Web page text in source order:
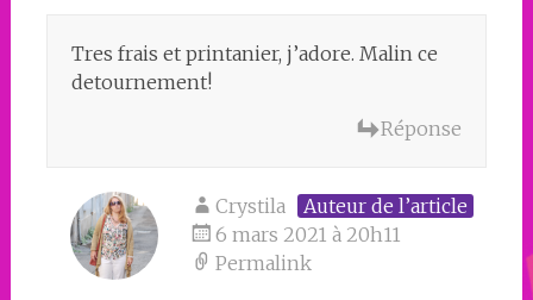
Tres frais et printanier, j’adore. Malin ce
detournement!
Réponse
Crystila
Auteur de l’article
6 mars 2021 à 20h11
Permalink